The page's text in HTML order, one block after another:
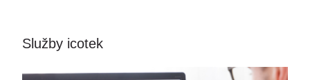
Služby icotek